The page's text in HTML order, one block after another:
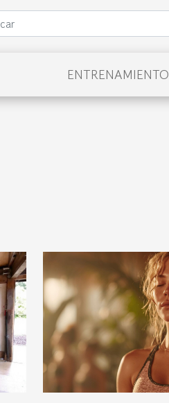
ENTRENAMIENTO